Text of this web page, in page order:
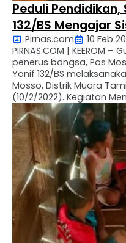
Peduli
132/BS Mengajar
Pirnas.com
10 Feb
PIRNAS.COM | KEEROM
penerus bangsa, Pos
Yonif 132/BS
Mosso, Distrik Muara
(10/2/2022). Kegiatan
oleh Komandan Pos
“Mencerdaskan
kepedulian kami.